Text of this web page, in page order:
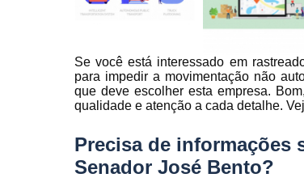
Se você está interessado em
para impedir a movimentação não
que deve escolher esta empresa.
qualidade e atenção a cada detalhe.
Precisa de informações
Senador José Bento?